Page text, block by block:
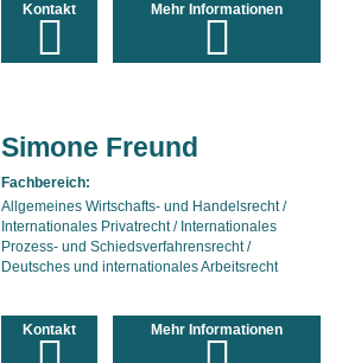
Kontakt Mehr Informationen
Simone Freund
Fachbereich:
Allgemeines Wirtschafts- und Handelsrecht /
Internationales Privatrecht / Internationales
Prozess- und Schiedsverfahrensrecht /
Deutsches und internationales Arbeitsrecht
Kontakt Mehr Informationen